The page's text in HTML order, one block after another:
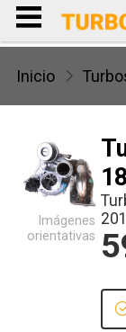
Inicio
Imágenes
orientativas